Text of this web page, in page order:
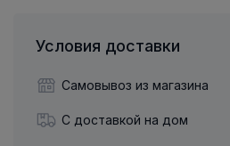
Условия доставки
Самовывоз из магазина
С доставкой на дом